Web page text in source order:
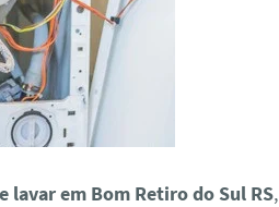
lavar em Bom Retiro do Sul RS,